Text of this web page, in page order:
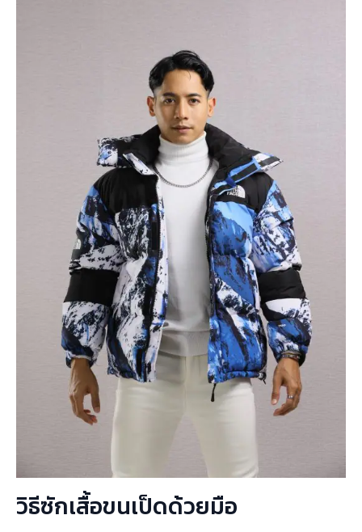
วิธีซักเสื้อขนเป็ดด้วยมือ